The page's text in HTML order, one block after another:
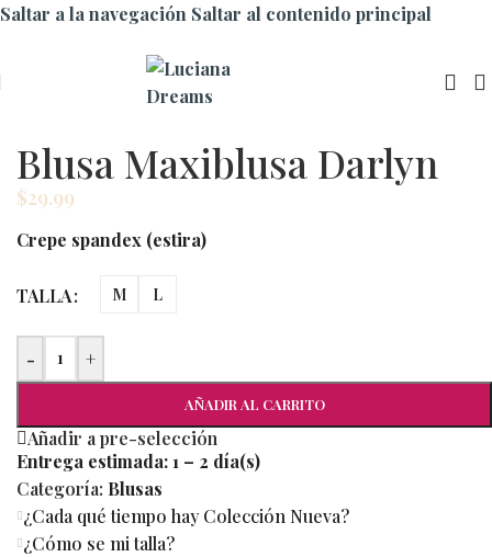
Saltar a la navegación Saltar al contenido principal
Blusa Maxiblusa Darlyn
$29.99
Crepe spandex (estira)
TALLA M L
- +
AÑADIR AL CARRITO
Añadir a pre-selección
Entrega estimada:1 – 2 día(s)
Categoría: Blusas
¿Cada qué tiempo hay Colección Nueva?
¿Cómo se mi talla?